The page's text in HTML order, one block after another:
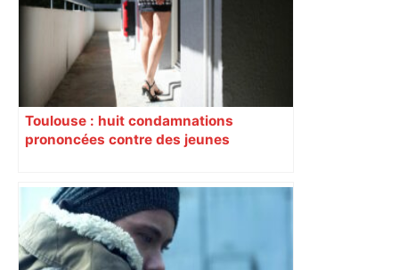
Toulouse : huit condamnations
prononcées contre des jeunes